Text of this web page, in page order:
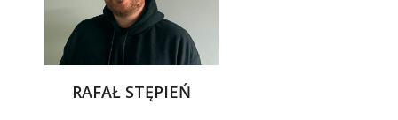
RAFAŁ STĘPIEŃ